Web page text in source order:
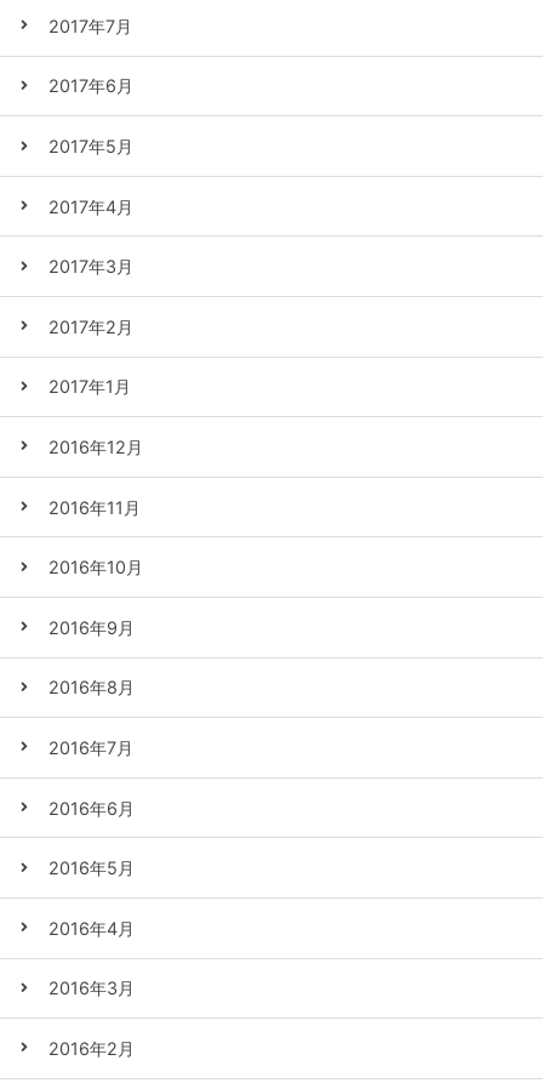
2017年7月
2017年6月
2017年5月
2017年4月
2017年3月
2017年2月
2017年1月
2016年12月
2016年11月
2016年10月
2016年9月
2016年8月
2016年7月
2016年6月
2016年5月
2016年4月
2016年3月
2016年2月